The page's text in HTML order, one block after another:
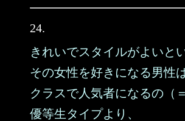
24.
きれいでスタイルがよいと
その女性を好きになる男性
クラスで人気者になるの（
優等生タイプより、